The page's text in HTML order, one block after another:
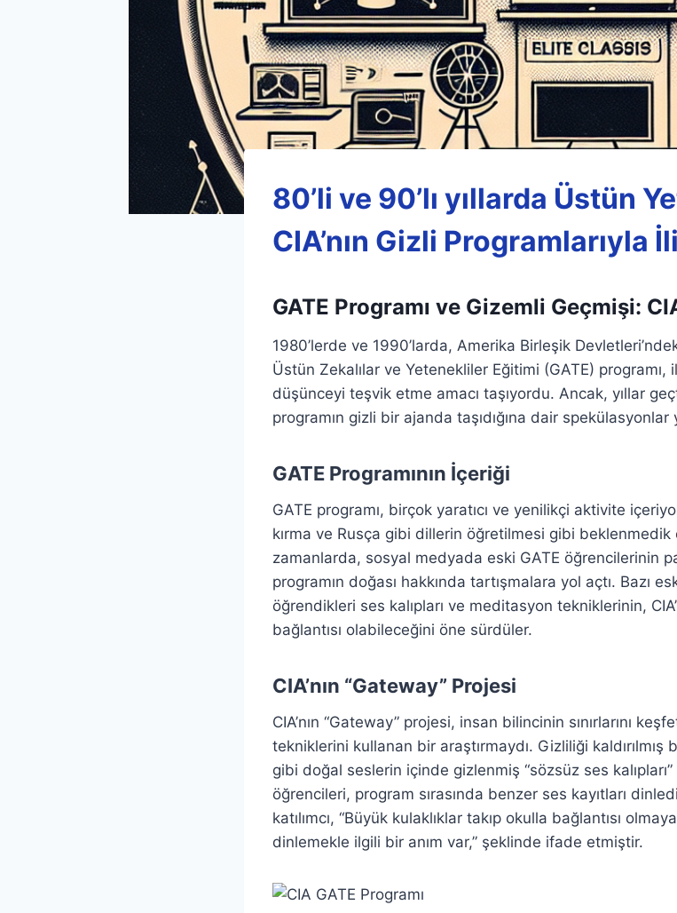
80’li ve 90’lı yıllarda Üstün
CIA’nın Gizli Programlarıyla
GATE Programı ve Gizemli Geçmişi:
1980’lerde ve 1990’larda, Amerika Birleşik
Üstün Zekalılar ve Yetenekliler Eğitimi (GATE)
düşünceyi teşvik etme amacı taşıyordu. Ancak, yıllar
programın gizli bir ajanda taşıdığına dair spekülasyonlar
GATE Programının İçeriği
GATE programı, birçok yaratıcı ve yenilikçi aktivite
kırma ve Rusça gibi dillerin öğretilmesi gibi
zamanlarda, sosyal medyada eski GATE öğrencilerinin
programın doğası hakkında tartışmalara yol açtı. Bazı
öğrendikleri ses kalıpları ve meditasyon tekniklerinin,
bağlantısı olabileceğini öne sürdüler.
CIA’nın “Gateway” Projesi
CIA’nın “Gateway” projesi, insan bilincinin sınırlarını
tekniklerini kullanan bir araştırmaydı. Gizliliği
gibi doğal seslerin içinde gizlenmiş “sözsüz ses
öğrencileri, program sırasında benzer ses kayıtları
katılımcı, “Büyük kulaklıklar takıp okulla bağlantısı
dinlemekle ilgili bir anım var,” şeklinde ifade etmiştir.